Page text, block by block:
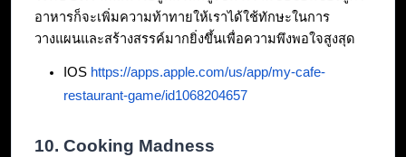
อาหารก็จะเพิ่มความท้าทายให้เราได้ใช้ทักษะในการ
วางแผนและสร้างสรรค์มากยิ่งขึ้นเพื่อความพึงพอใจสูงสุด
IOS https://apps.apple.com/us/app/my-cafe-
restaurant-game/id1068204657
10. Cooking Madness